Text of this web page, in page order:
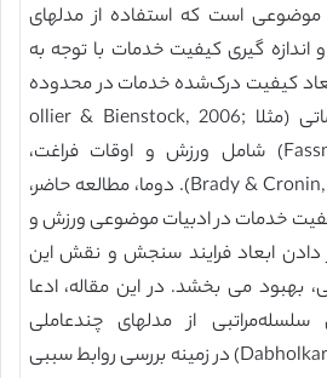
است که استفاده از مدلهای
و اندازه گیری کیفیت خدمات با توجه به
کیفیت درک‌شده خدمات در محدوده
متنوعی از مضامین خدماتی (مثلا ollier & Bienstock, 2006;
Fassnacht & Koese, 2006) شامل ورزش و اوقات فراغت،
پیشنهاد می دهد (Brady & Cronin, 2001). دوما، مطالعه حاضر،
کیفیت خدمات در ادبیات موضوعی ورزش و
دادن ابعاد فرایند سنجش و نقش این
بهبود می بخشد. در این مقاله، ادعا
از مدلهای چندعاملی
تک‌سطحی (Dabholkar et al., 2000) در زمینه بررسی روابط سببی